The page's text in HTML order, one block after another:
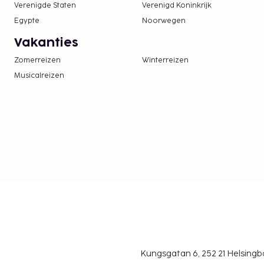
Verenigde Staten
Verenigd Koninkrijk
Egypte
Noorwegen
Vakanties
Zomerreizen Winterreizen
Musicalreizen
Kungsgatan 6, 252 21